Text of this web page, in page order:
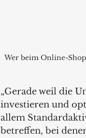
Wer beim Online-
„Gerade weil die
investieren und
allem
betreffen, bei